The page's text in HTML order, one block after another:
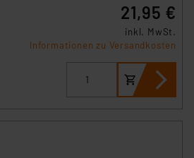
21,95 €
inkl. MwSt.
Informationen zu Versandkosten